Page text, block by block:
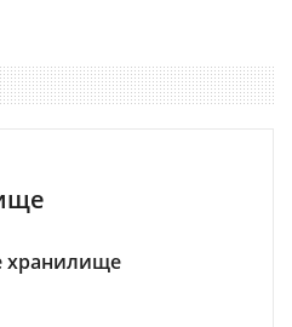
хранилище